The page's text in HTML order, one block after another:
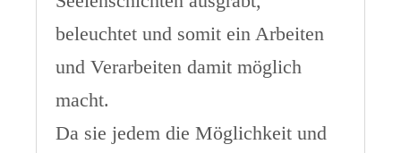
beleuchtet und somit ein Arbeiten
und Verarbeiten damit möglich
macht.
Da sie jedem die Möglichkeit und